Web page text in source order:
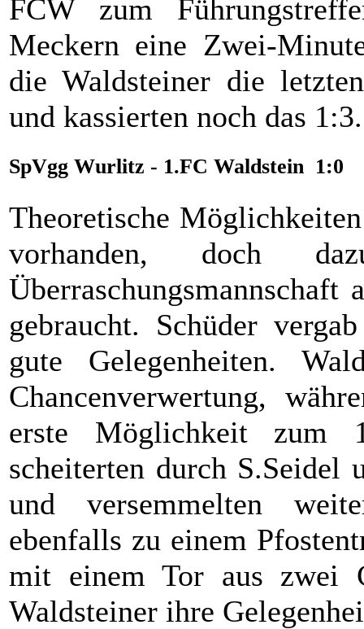
FCW zum
Meckern eine Zwei-
die Waldsteiner die
und kassierten noch das 1:3.
SpVgg Wurlitz - 1.FC Waldstein 1:0
Theoretische
vorhanden, doch
gebraucht. Schüder
gute Gelegenheiten.
Chancenverwertung,
erste Möglichkeit zum
scheiterten durch S.Seidel
und versemmelten
ebenfalls zu einem
mit einem Tor aus zwei
Waldsteiner ihre